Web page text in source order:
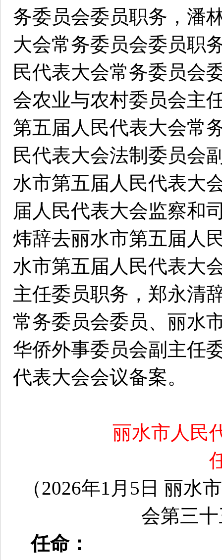
务委员会委员职务，潘
大会常务委员会委员职
民代表大会常务委员会
会农业与农村委员会主
第五届人民代表大会常
民代表大会法制委员会
水市第五届人民代表大
届人民代表大会监察和
炜辞去丽水市第五届人
水市第五届人民代表大
主任委员职务，郑永清
常务委员会委员、丽水
华侨外事委员会副主任
代表大会会议备案。
丽水市人民
（2026年1月5日 丽水
会第三
任命：